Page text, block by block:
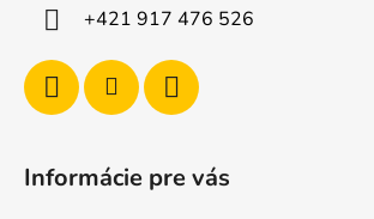
+421 917 476 526
Informácie pre vás